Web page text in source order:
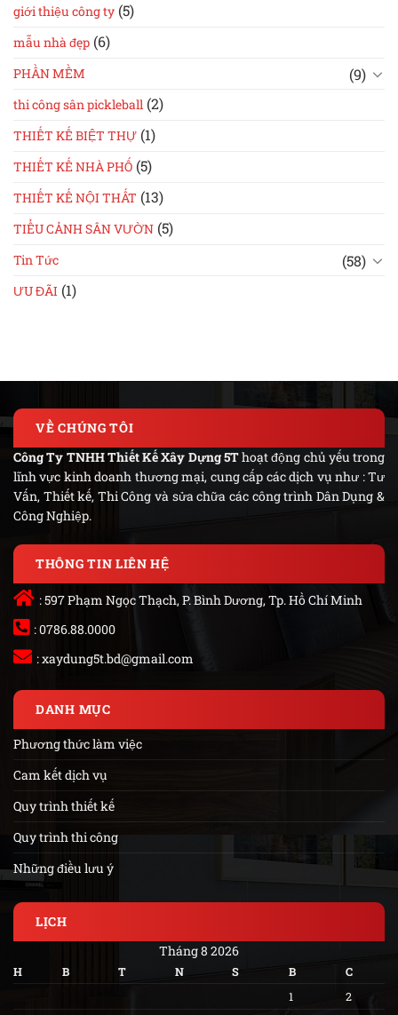
giới thiệu công ty (5)
mẫu nhà đẹp (6)
PHẦN MỀM (9)
thi công sân pickleball (2)
THIẾT KẾ BIỆT THỰ (1)
THIẾT KẾ NHÀ PHỐ (5)
THIẾT KẾ NỘI THẤT (13)
TIỂU CẢNH SÂN VƯỜN (5)
Tin Tức (58)
ƯU ĐÃI (1)
VỀ CHÚNG TÔI
Công Ty TNHH Thiết Kế Xây Dựng 5Thoạt động chủ yếu trong
lĩnh vực kinh doanh thương mại, cung cấp các dịch vụ như : Tư
Vấn, Thiết kế, Thi Công và sửa chữa các công trình Dân Dụng &
Công Nghiệp.
THÔNG TIN LIÊN HỆ
: 597 Phạm Ngọc Thạch, P. Bình Dương, Tp. Hồ Chí Minh
: 0786.88.0000
:xaydung5t.bd@gmail.com
DANH MỤC
Phương thức làm việc
Cam kết dịch vụ
Quy trình thiết kế
Quy trình thi công
Những điều lưu ý
LỊCH
Tháng 8 2026
H B T N S B
C
1
2